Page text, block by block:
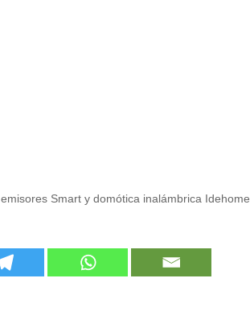
,emisores Smart y domótica inalámbrica Idehome